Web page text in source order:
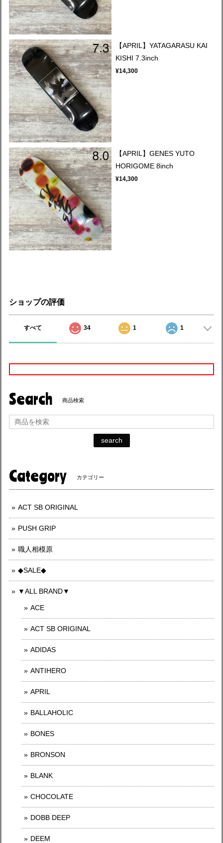
【APRIL】YATAGARASU KAI
KISHI 7.3inch
¥14,300
【APRIL】GENES YUTO
HORIGOME 8inch
¥14,300
ショップの評価
すべて 34 1 1
Search 商品検索
search
Category カテゴリー
ACT SB ORIGINAL
PUSH GRIP
職人相模原
◆SALE◆
▼ALL BRAND▼
ACE
ACT SB ORIGINAL
ADIDAS
ANTIHERO
APRIL
BALLAHOLIC
BONES
BRONSON
BLANK
CHOCOLATE
DOBB DEEP
DEEM